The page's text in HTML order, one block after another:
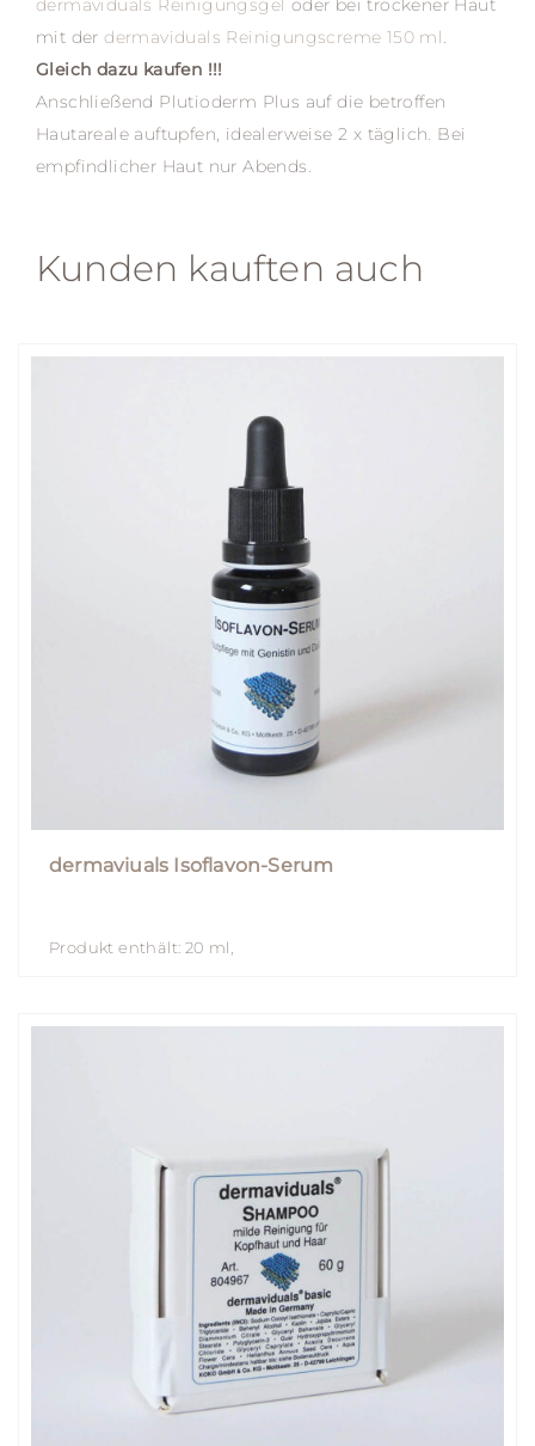
dermaviduals Reinigungsgel oder bei trockener Haut
mit derdermaviduals Reinigungscreme 150 ml.
Gleich dazu kaufen !!!
Anschließend Plutioderm Plus auf die betroffen
Hautareale auftupfen, idealerweise 2 x täglich. Bei
empfindlicher Haut nur Abends.
Kunden kauften auch
dermaviuals Isoflavon-Serum
Produkt enthält: 20 ml